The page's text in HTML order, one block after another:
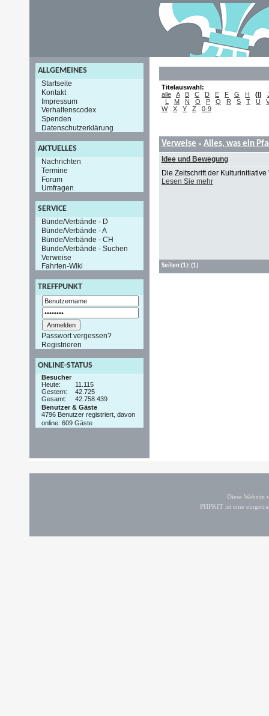
ALLGEMEINES
Startseite
Kontakt
Impressum
Verhaltenscodex
Spenden
Datenschutzerklärung
AKTUELLES
Nachrichten
Termine
Forum
Umfragen
SERVICE
Bünde/Verbände - D
Bünde/Verbände - A
Bünde/Verbände - CH
Bünde/Verbände - Suchen
Verweise
Fahrten-Wiki
TREFFPUNKT
Passwort vergessen?
Registrieren
ONLINE-STATUS
Besucher
Heute:
11.115
Gestern:
42.725
Gesamt:
42.758.439
Benutzer & Gäste
4796 Benutzer registriert, davon
online: 609 Gäste
Titelauswahl:
alle
A B C D E F G H (I)
L
M N O P Q R S T U
W
X Y Z 0-9
Verweise » Alles, was ein
Idee und Bewegung
Die Zeitschrift der
Lesen Sie mehr
Seiten(1): (1)
Diese
PHPKIT ist eine